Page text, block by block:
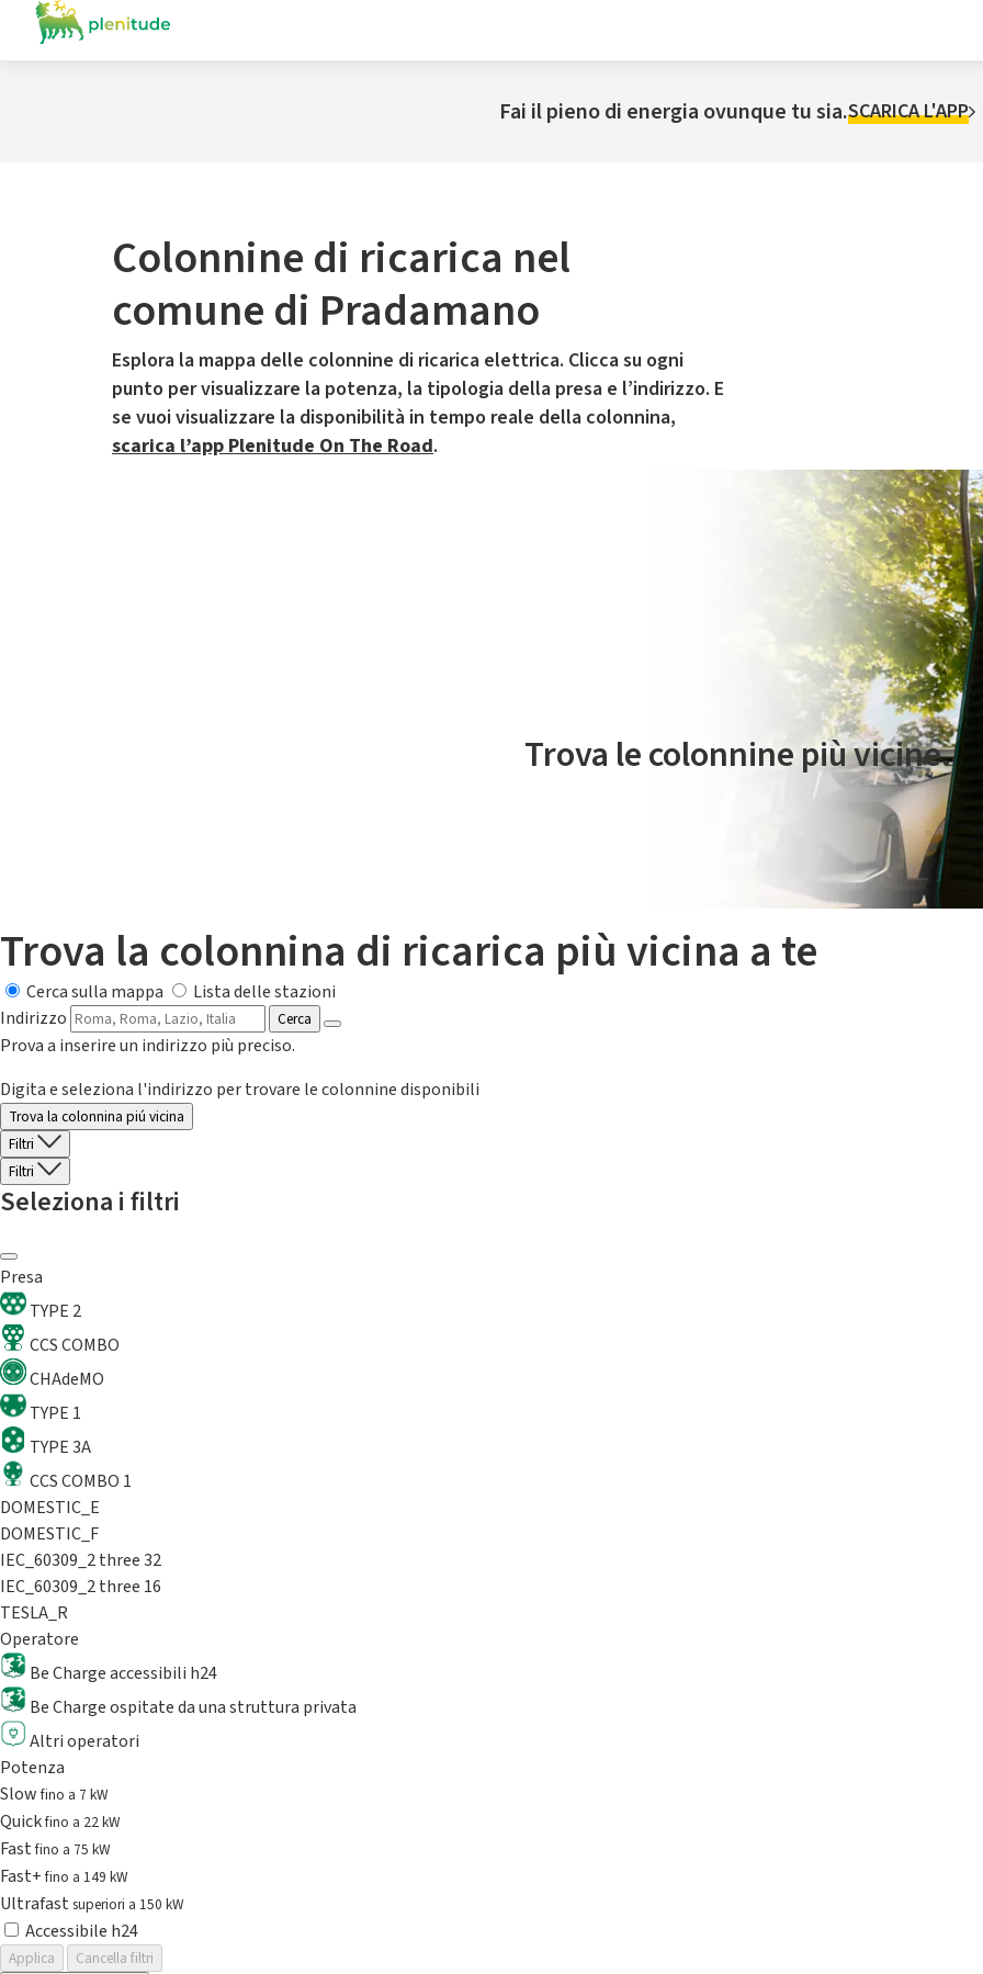
Fai il pieno di energia ovunque tu sia.SCARICA L'APP
Colonnine di ricarica nel
comune di Pradamano
Esplora la mappa delle colonnine di ricarica elettrica. Clicca su ogni
punto per visualizzare la potenza, la tipologia della presa e l’indirizzo. E
se vuoi visualizzare la disponibilità in tempo reale della colonnina,
scarica l’app Plenitude On The Road.
Il servizio di mobilità elettrica è gestito da Plenitude On The Road
Trova le colonnine più vicine.
Trova la colonnina di ricarica più vicina a te
Cerca sulla mappa
Lista delle stazioni
Indirizzo
Cerca
Prova a inserire un indirizzo più preciso.
Digita e seleziona l'indirizzo per trovare le colonnine disponibili
Trova la colonnina piú vicina
Filtri
Filtri
Seleziona i filtri
Presa
TYPE 2
CCS COMBO
CHAdeMO
TYPE 1
TYPE 3A
CCS COMBO 1
DOMESTIC_E
DOMESTIC_F
IEC_60309_2 three 32
IEC_60309_2 three 16
TESLA_R
Operatore
Be Charge accessibili h24
Be Charge ospitate da una struttura privata
Altri operatori
Potenza
Slowfino a 7 kW
Quickfino a 22 kW
Fastfino a 75 kW
Fast+fino a 149 kW
Ultrafast superiori a 150 kW
Accessibile h24
Applica
Cancella filtri